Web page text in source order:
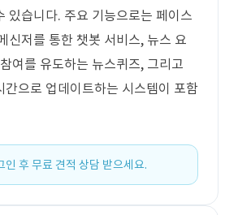
있습니다. 주요 기능으로는 페이스
신저를 통한 챗봇 서비스, 뉴스 요
여를 유도하는 뉴스퀴즈, 그리고
간으로 업데이트하는 시스템이 포함
인 후 무료 견적 상담 받으세요.